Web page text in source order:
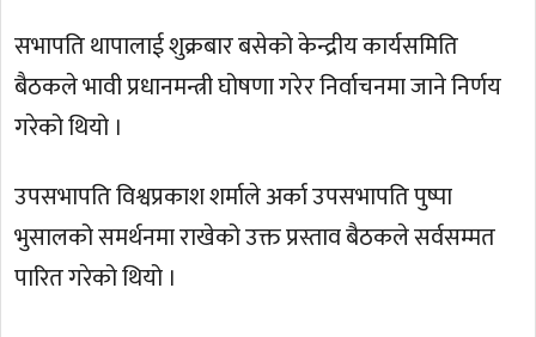
सभापति थापालाई शुक्रबार बसेको केन्द्रीय कार्यसमिति
बैठकले भावी प्रधानमन्त्री घोषणा गरेर निर्वाचनमा जाने निर्णय
गरेको थियो ।
उपसभापति विश्वप्रकाश शर्माले अर्का उपसभापति पुष्पा
भुसालको समर्थनमा राखेको उक्त प्रस्ताव बैठकले सर्वसम्मत
पारित गरेको थियो ।